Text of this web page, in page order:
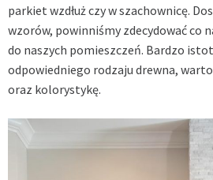
parkiet wzdłuż czy w szachownicę.
wzorów, powinniśmy zdecydować co
do naszych pomieszczeń. Bardzo
odpowiedniego rodzaju drewna,
oraz kolorystykę.